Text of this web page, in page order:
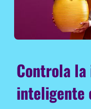
Controla
inteligente